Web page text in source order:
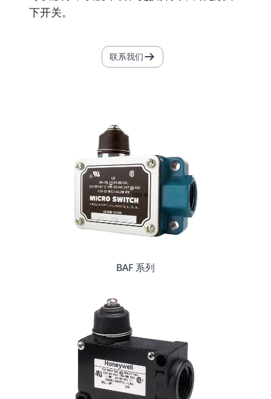
下开关。
联系我们
BAF 系列